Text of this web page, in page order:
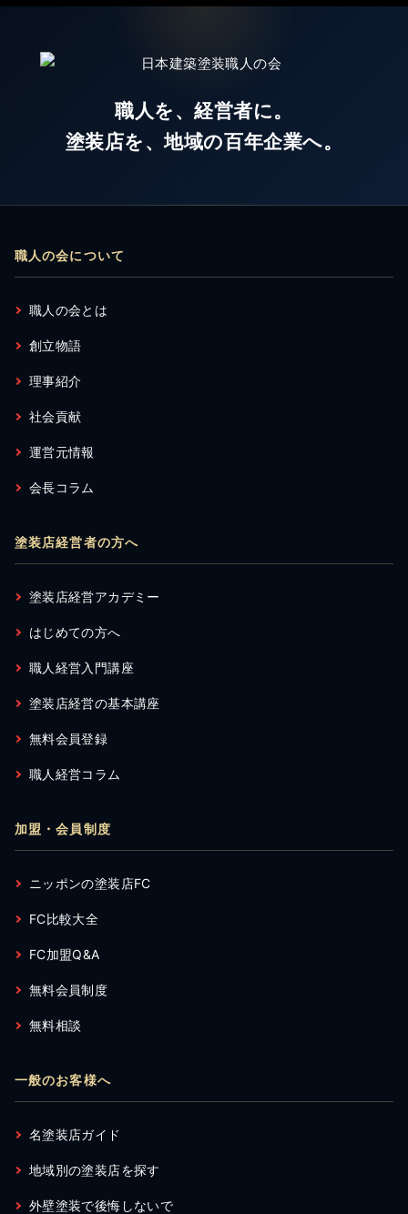
職人を、経営者に。
塗装店を、地域の百年企業へ。
職人の会について
職人の会とは
創立物語
理事紹介
社会貢献
運営元情報
会長コラム
塗装店経営者の方へ
塗装店経営アカデミー
はじめての方へ
職人経営入門講座
塗装店経営の基本講座
無料会員登録
職人経営コラム
加盟・会員制度
ニッポンの塗装店FC
FC比較大全
FC加盟Q&A
無料会員制度
無料相談
一般のお客様へ
名塗装店ガイド
地域別の塗装店を探す
外壁塗装で後悔しないで